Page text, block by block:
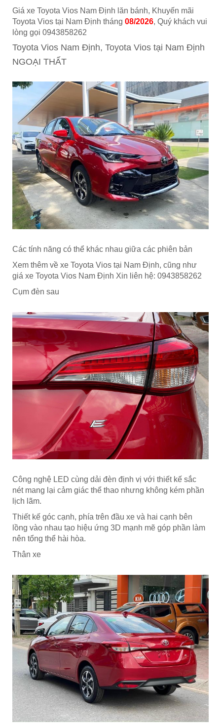
Giá xe Toyota Vios Nam Định lăn bánh, Khuyến mãi
Toyota Vios tại Nam Định tháng 08/2026, Quý khách vui
lòng gọi 0943858262
Toyota Vios Nam Định, Toyota Vios tại Nam Định
NGOẠI THẤT
Các tính năng có thể khác nhau giữa các phiên bản
Xem thêm về xe Toyota Vios tại Nam Định, cũng như
giá xe Toyota Vios Nam Định Xin liên hệ: 0943858262
Cụm đèn sau
Công nghệ LED cùng dải đèn định vị với thiết kế sắc
nét mang lại cảm giác thể thao nhưng không kém phần
lịch lãm.
Thiết kế góc cạnh, phía trên đầu xe và hai cạnh bên
lồng vào nhau tạo hiệu ứng 3D mạnh mẽ góp phần làm
nên tổng thể hài hòa.
Thân xe